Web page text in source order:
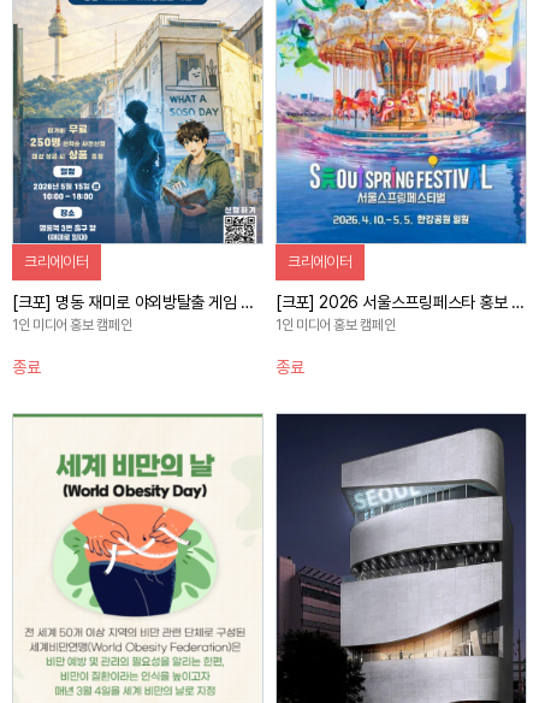
자세히 보기
크리에이터
[크포] 명동 재미로 야외방탈출 게임 체험 및 홍보 캠페인
1인 미디어 홍보 캠페인
종료
자세히 보기
크리에이터
[크포] 2026 서울스프링페스타 홍보 콘텐츠 제작 캠페인
1인 미디어 홍보 캠페인
종료
자세히 보기 자세히 보기